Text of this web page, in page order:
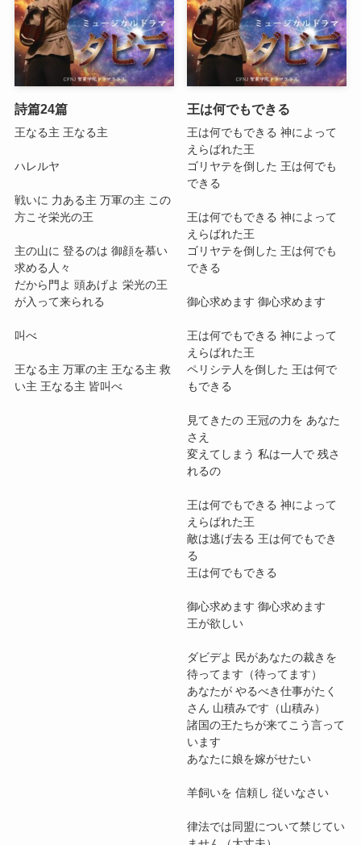
詩篇24篇
王なる主 王なる主
ハレルヤ
戦いに 力ある主 万軍の主 この
方こそ栄光の王
主の山に 登るのは 御顔を慕い
求める人々
だから門よ 頭あげよ 栄光の王
が入って来られる
叫べ
王なる主 万軍の主 王なる主 救
い主 王なる主 皆叫べ
王は何でもできる
王は何でもできる 神によって
えらばれた王
ゴリヤテを倒した 王は何でも
できる
王は何でもできる 神によって
えらばれた王
ゴリヤテを倒した 王は何でも
できる
御心求めます 御心求めます
王は何でもできる 神によって
えらばれた王
ペリシテ人を倒した 王は何で
もできる
見てきたの 王冠の力を あなた
さえ
変えてしまう 私は一人で 残さ
れるの
王は何でもできる 神によって
えらばれた王
敵は逃げ去る 王は何でもでき
る
王は何でもできる
御心求めます 御心求めます
王が欲しい
ダビデよ 民があなたの裁きを
待ってます（待ってます）
あなたが やるべき仕事がたく
さん 山積みです（山積み）
諸国の王たちが来てこう言って
います
あなたに娘を嫁がせたい
羊飼いを 信頼し 従いなさい
律法では同盟について禁じてい